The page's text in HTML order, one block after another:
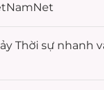
Thời sự nhanh